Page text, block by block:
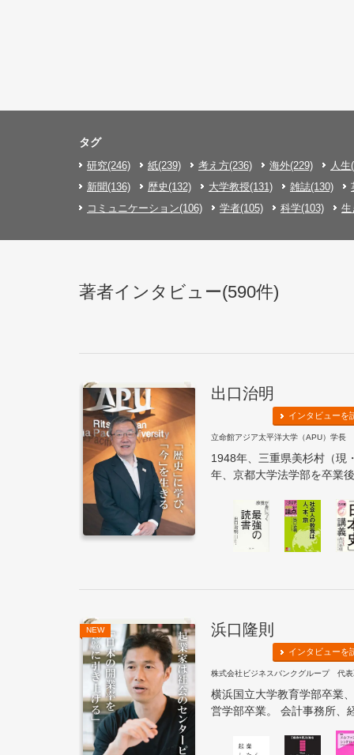
タグ
研究(246) 紙(239) 考え方(236) 海外(229)
人生
新聞(136)
歴史(132) 大学教授(131) 雑誌(130)
コミュニケーション(106)
学者(105) 科学(103) 生
著者インタビュー(590件)
出口治明
インタビューを
立命館アジア太平洋大学（APU）学長
1948年、三重県美杉村（現
年、京都大学法学部を卒業
NEW 浜口隆則
インタビューを
株式会社ビジネスバンクグループ 代表
横浜国立大学教育学部卒業
営学部卒業。 会計事務所、